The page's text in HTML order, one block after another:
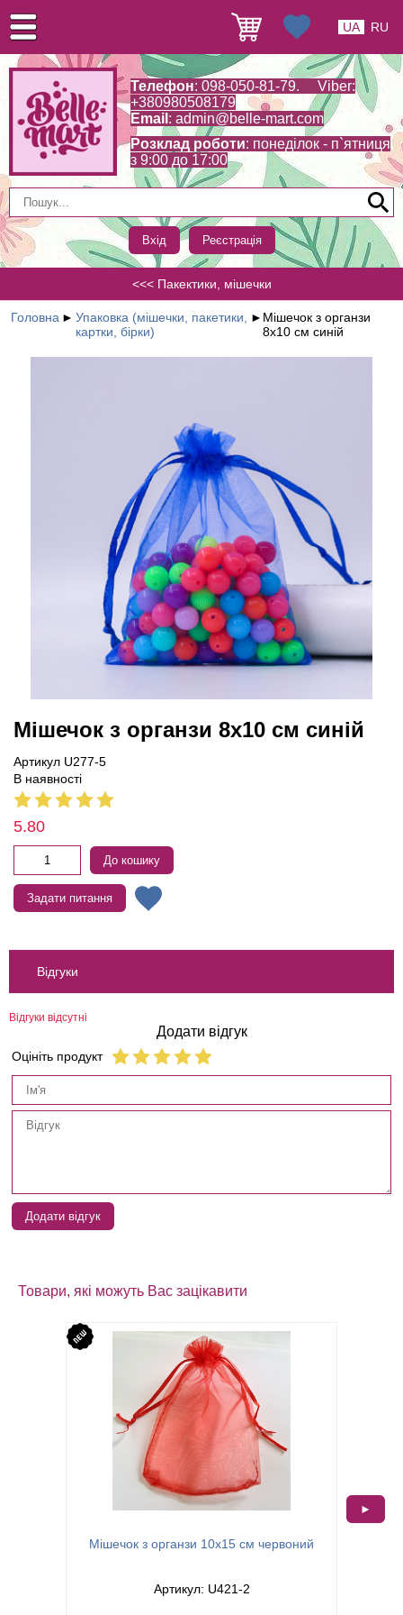
Телефон: 098-050-81-79. Viber:
+380980508179
Email : admin@belle-mart.com
Розклад роботи: понеділок - п`ятниця
з 9:00 до 17:00
Вхід Реєстрація
UA RU
<<< Пакектики, мішечки
Головна ► Упаковка (мішечки, пакетики,
картки, бірки)
► Мішечок з органзи
8х10 см синій
Мішечок з органзи 8х10 см синій
Артикул U277-5
В наявності
5.80
До кошику
Задати питання
Відгуки
Відгуки відсутні
Додати відгук
Оцініть продукт
Додати відгук
Товари, які можуть Вас зацікавити
Мішечок з органзи 10х15 см червоний
Артикул: U421-2
►